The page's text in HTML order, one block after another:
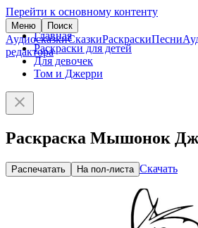
Перейти к основному контенту
Меню Поиск
АудиосказкиСказкиРаскраскиПесни
редактора
Главная
Раскраски для детей
Для девочек
Том и Джерри
Раскраска Мышонок
Распечатать На пол-листа Скачать